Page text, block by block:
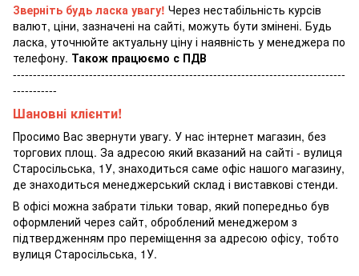
Зверніть будь ласка увагу! Через нестабільність курсів
валют, ціни, зазначені на сайті, можуть бути змінені. Будь
ласка, уточнюйте актуальну ціну і наявність у менеджера по
телефону. Також працюємо с ПДВ
-----------------------------------------------------------------------------------
-----------
Шановні клієнти!
Просимо Вас звернути увагу. У нас інтернет магазин, без
торгових площ. За адресою який вказаний на сайті - вулиця
Старосільська, 1У, знаходиться саме офіс нашого магазину,
де знаходиться менеджерський склад і виставкові стенди.
В офісі можна забрати тільки товар, який попередньо був
оформлений через сайт, оброблений менеджером з
підтвердженням про переміщення за адресою офісу, тобто
вулиця Старосільська, 1У.